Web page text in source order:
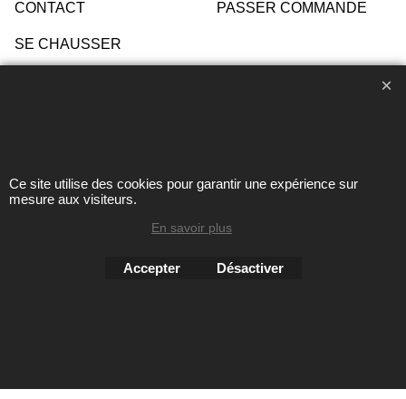
CONTACT
PASSER COMMANDE
SE CHAUSSER
Toute reproduction de textes, photos ou autres éléments des
peine de poursuites
Ce site utilise des cookies pour garantir une expérience sur
mesure aux visiteurs.
En savoir plus
Accepter Désactiver